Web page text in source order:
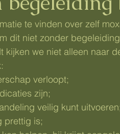
te vinden over zelf
dit niet zonder
kijken we niet alleen naar
verloopt;
zijn;
veilig kunt uitvoeren;
prettig is;